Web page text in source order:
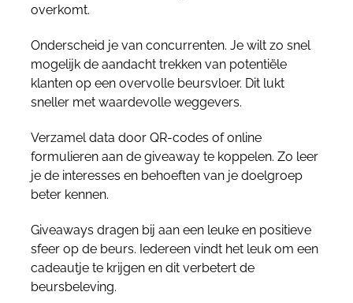
overkomt.
Onderscheid je van concurrenten. Je wilt zo snel
mogelijk de aandacht trekken van potentiële
klanten op een overvolle beursvloer. Dit lukt
sneller met waardevolle weggevers.
Verzamel data door QR-codes of online
formulieren aan de giveaway te koppelen. Zo leer
je de interesses en behoeften van je doelgroep
beter kennen.
Giveaways dragen bij aan een leuke en positieve
sfeer op de beurs. Iedereen vindt het leuk om een
cadeautje te krijgen en dit verbetert de
beursbeleving.